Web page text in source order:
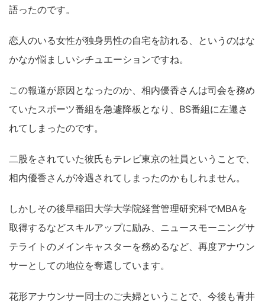
語ったのです。
恋人のいる女性が独身男性の自宅を訪れる、というのはな
かなか悩ましいシチュエーションですね。
この報道が原因となったのか、相内優香さんは司会を務め
ていたスポーツ番組を急遽降板となり、BS番組に左遷さ
れてしまったのです。
二股をされていた彼氏もテレビ東京の社員ということで、
相内優香さんが冷遇されてしまったのかもしれません。
しかしその後早稲田大学大学院経営管理研究科でMBAを
取得するなどスキルアップに励み、ニュースモーニングサ
テライトのメインキャスターを務めるなど、再度アナウン
サーとしての地位を奪還しています。
花形アナウンサー同士のご夫婦ということで、今後も青井